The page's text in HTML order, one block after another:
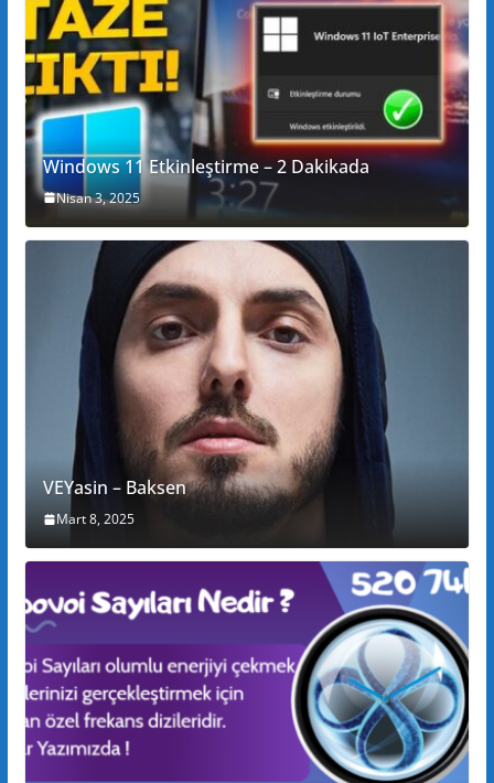
Windows 11 Etkinleştirme – 2 Dakikada
Nisan 3, 2025
VEYasin – Baksen
Mart 8, 2025